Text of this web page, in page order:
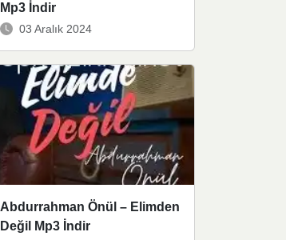
Mp3 İndir
03 Aralık 2024
Abdurrahman Önül – Elimden
Değil Mp3 İndir